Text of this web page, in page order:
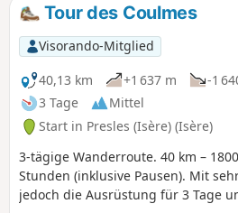
Tour des Coulmes
Visorando-Mitglied
40,13 km
+1 637 m
-1
3 Tage
Mittel
Start in Presles (Isère) (Isère)
3-tägige Wanderroute. 40 km –
Stunden (inklusive Pausen). Mit
jedoch die Ausrüstung für 3 Tage